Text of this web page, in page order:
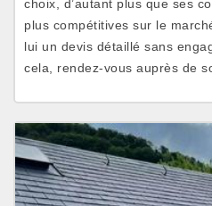
choix, d’autant plus que ses
plus compétitives sur le
lui un devis détaillé sans
cela, rendez-vous auprès de